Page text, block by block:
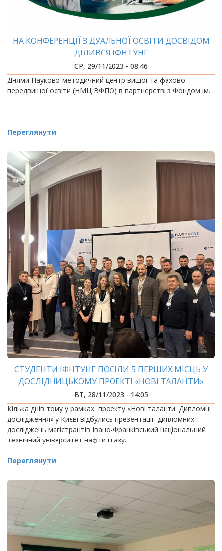
НА КОНФЕРЕНЦІЇ З ДУАЛЬНОЇ ОСВІТИ ДОСВІДОМ
ДІЛИВСЯ ІФНТУНГ
СР, 29/11/2023 - 08:46
Днями Науково-методичний центр вищої та фахової
передвищої освіти (НМЦ ВФПО) в партнерстві з Фондом ім.
Переглянути
СТУДЕНТИ ІФНТУНГ ПОСІЛИ 5 ПЕРШИХ МІСЦЬ У
ДОСЛІДНИЦЬКОМУ ПРОЕКТІ «НОВІ ТАЛАНТИ»
ВТ, 28/11/2023 - 14:05
Кілька днів тому у рамках проекту «Нові таланти. Дипломні
дослідження» у Києві відбулись презентації дипломних
досліджень магістрантів Івано-Франківський національний
технічний університет нафти і газу.
Переглянути